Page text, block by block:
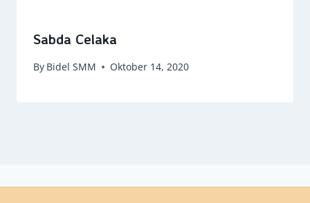
Sabda Celaka
By Bidel SMM Oktober 14, 2020